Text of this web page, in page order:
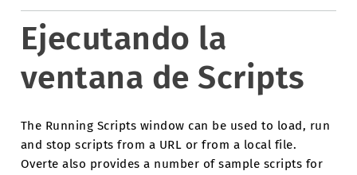
Ejecutando la
ventana de Scripts
The Running Scripts window can be used to load, run
and stop scripts from a URL or from a local file.
Overte also provides a number of sample scripts for